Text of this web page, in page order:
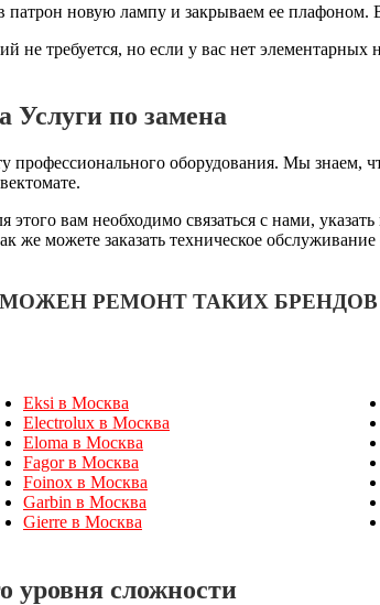
патрон новую лампу и закрываем ее
не требуется, но если у вас нет
Услуги по замена
профессионального оборудования. Мы
вам необходимо связаться с нами,
же можете заказать техническое
РЕМОНТ ТАКИХ
Eksi в Москва
Electrolux в Москва
Eloma в Москва
Fagor в Москва
Foinox в Москва
Garbin в Москва
Gierre в Москва
уровня сложности